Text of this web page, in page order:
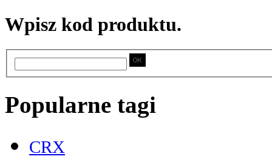
Wpisz kod produktu.
Popularne tagi
CRX